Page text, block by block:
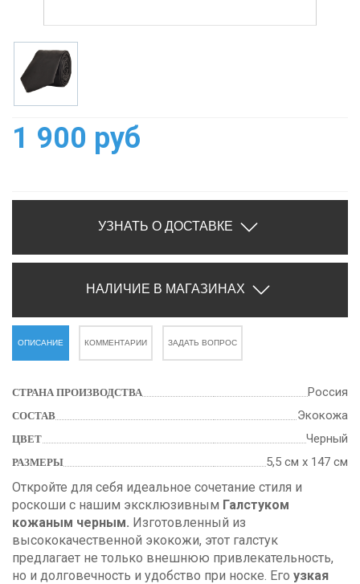
1 900 руб
УЗНАТЬ О ДОСТАВКЕ
НАЛИЧИЕ В МАГАЗИНАХ
ОПИСАНИЕ КОММЕНТАРИИ ЗАДАТЬ ВОПРОС
СТРАНА ПРОИЗВОДСТВА Россия
СОСТАВ Экокожа
ЦВЕТ Черный
РАЗМЕРЫ 5,5 см х 147 см
Откройте для себя идеальное сочетание стиля и
роскоши с нашим эксклюзивным Галстуком
кожаным черным. Изготовленный из
высококачественной экокожи, этот галстук
предлагает не только внешнюю привлекательность,
но и долговечность и удобство при носке. Его узкая